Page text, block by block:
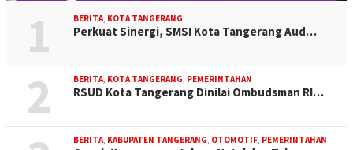
1 BERITA, KOTA TANGERANG
Perkuat Sinergi, SMSI Kota Tangerang Aud…
2 BERITA, KOTA TANGERANG, PEMERINTAHAN
RSUD Kota Tangerang Dinilai Ombudsman RI…
BERITA, KABUPATEN TANGERANG, OTOMOTIF, PEMERINTAHAN